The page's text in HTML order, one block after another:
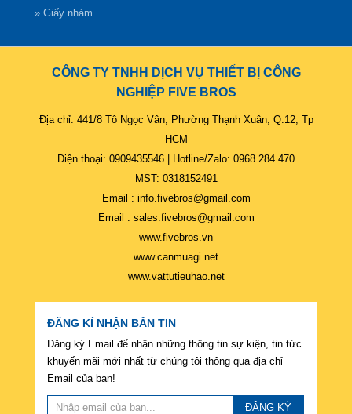
» Giấy nhám
CÔNG TY TNHH DỊCH VỤ THIẾT BỊ CÔNG
NGHIỆP FIVE BROS
Địa chỉ: 441/8 Tô Ngọc Vân; Phường Thạnh Xuân; Q.12; Tp
HCM
Điện thoại: 0909435546 | Hotline/Zalo: 0968 284 470
MST: 0318152491
Email : info.fivebros@gmail.com
Email : sales.fivebros@gmail.com
www.fivebros.vn
www.canmuagi.net
www.vattutieuhao.net
ĐĂNG KÍ NHẬN BẢN TIN
Đăng ký Email để nhận những thông tin sự kiện, tin tức
khuyến mãi mới nhất từ chúng tôi thông qua địa chỉ
Email của bạn!
ĐĂNG KÝ